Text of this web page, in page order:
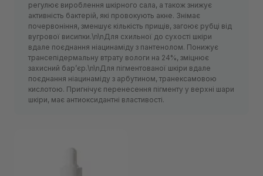
регулює вироблення шкірного сала, а також знижує
активність бактерій, які провокують акне. Знімає
почервоніння, зменшує кількість прищів, загоює рубці від
вугрової висипки.\n\nДля схильної до сухості шкіри
вдале поєднання ніацинаміду з пантенолом. Понижує
трансепідермальну втрату вологи на 24%, зміцнює
захисний барʼєр.\n\nДля пігментованої шкіри вдале
поєднання ніацинаміду з арбутином, транексамовою
кислотою. Пригнічує перенесення пігменту у верхні шари
шкіри, має антиоксидантні властивості.